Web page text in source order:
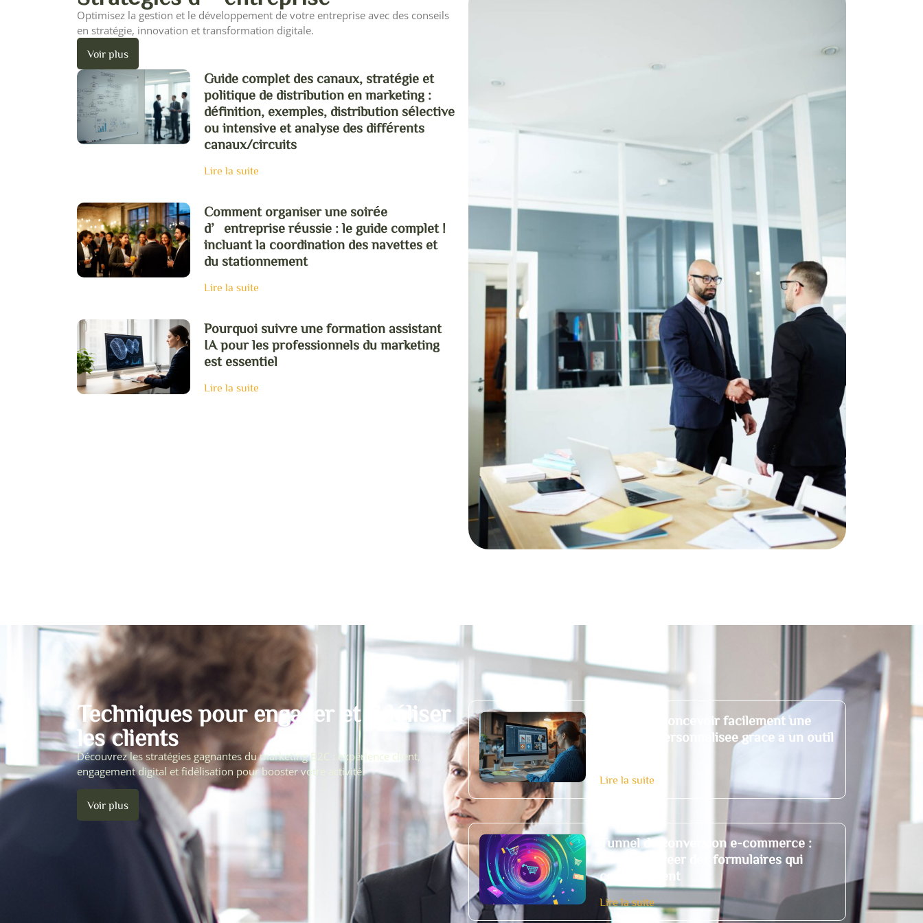
Optimisez la gestion et le développement de votre entreprise avec des conseils
en stratégie, innovation et transformation digitale.
Voir plus
Guide complet des canaux, stratégie et
politique de distribution en marketing :
définition, exemples, distribution sélective
ou intensive et analyse des différents
canaux/circuits
Lire la suite
Comment organiser une soirée
d’entreprise réussie : le guide complet !
incluant la coordination des navettes et
du stationnement
Lire la suite
Pourquoi suivre une formation assistant
IA pour les professionnels du marketing
est essentiel
Lire la suite
Techniques pour engager et fidéliser
les clients
Découvrez les stratégies gagnantes du marketing B2C : expérience client,
engagement digital et fidélisation pour booster votre activité.
Voir plus
Comment concevoir facilement une
etiquette personnalisee grace a un outil
Lire la suite
Tunnel de conversion e-commerce :
l’art de creer des formulaires qui
convertissent
Lire la suite